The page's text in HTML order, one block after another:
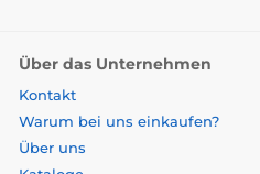
Über das Unternehmen
Kontakt
Warum bei uns einkaufen?
Über uns